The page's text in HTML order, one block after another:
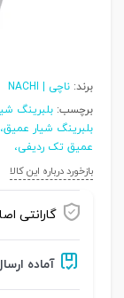
برند: ناچی | NACHI
برچسب: بلبرینگ
بلبرینگ شیار
عمیق تک ردیفی،
بازخورد درباره این کالا
گارانتی
آماده